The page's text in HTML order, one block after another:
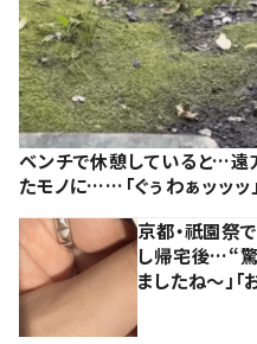
ベンチで休憩していると…遠
たモノに……「ぐぅわぁッッッ
京都・祇園祭
し帰宅後…“
ましたね～」「